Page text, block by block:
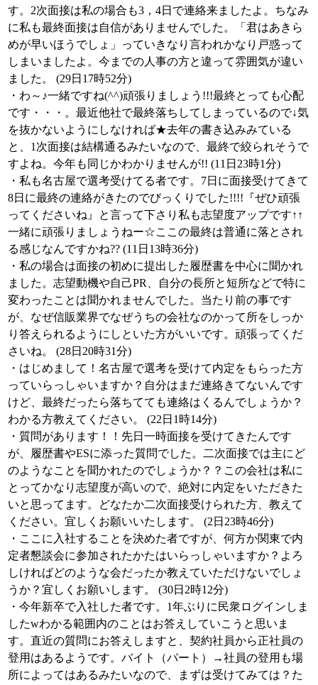
す。2次面接は私の場合も3，4日で連絡来ましたよ。ちなみ
に私も最終面接は自信がありませんでした。「君はあきら
めが早いほうでしょ」っていきなり言われかなり戸惑って
しまいましたよ。今までの人事の方と違って雰囲気が違い
ました。 (29日17時52分)
・わ～♪一緒ですね(^^)頑張りましょう!!!最終とっても心配
です・・・。最近他社で最終落ちしてしまっているので↓気
を抜かないようにしなければ★去年の書き込みみている
と、1次面接は結構通るみたいなので、最終で絞られそうで
すよね。今年も同じかわかりませんが!! (11日23時1分)
・私も名古屋で選考受けてる者です。7日に面接受けてきて
8日に最終の連絡がきたのでびっくりでした!!!!『ぜひ頑張
ってくださいね』と言って下さり私も志望度アップです↑↑
一緒に頑張りましょうねー☆ここの最終は普通に落とされ
る感じなんですかね?? (11日13時36分)
・私の場合は面接の初めに提出した履歴書を中心に聞かれ
ました。志望動機や自己PR、自分の長所と短所などで特に
変わったことは聞かれませんでした。当たり前の事です
が、なぜ信販業界でなぜうちの会社なのかって所をしっか
り答えられるようにしといた方がいいです。頑張ってくだ
さいね。 (28日20時31分)
・はじめまして！名古屋で選考を受けて内定をもらった方
っていらっしゃいますか？自分はまだ連絡きてないんです
けど、最終だったら落ちてても連絡はくるんでしょうか？
わかる方教えてください。 (22日1時14分)
・質問があります！！先日一時面接を受けてきたんです
が、履歴書やESに添った質問でした。二次面接では主にど
のようなことを聞かれたのでしょうか？？この会社は私に
とってかなり志望度が高いので、絶対に内定をいただきた
いと思ってます。どなたか二次面接受けられた方、教えて
ください。宜しくお願いいたします。 (2日23時46分)
・ここに入社することを決めた者ですが、何方か関東で内
定者懇談会に参加されたかたはいらっしゃいますか？よろ
しければどのような会だったか教えていただけないでしょ
うか？宜しくお願いします。 (30日2時12分)
・今年新卒で入社した者です。1年ぶりに民衆ログインしま
したwわかる範囲内のことはお答えしていこうと思いま
す。直近の質問にお答えしますと、契約社員から正社員の
登用はあるようです。バイト（パート）→社員の登用も場
所によってはあるみたいなので、まずは受けてみては？た